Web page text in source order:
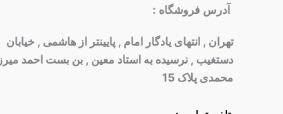
آدرس فروشگاه :
تهران , انتهای یادگار امام , پایینتر از هاشمی , خیابان
دستغیب , نرسیده به استاد معین , بن بست احمد میرزا
محمدی پلاک 15